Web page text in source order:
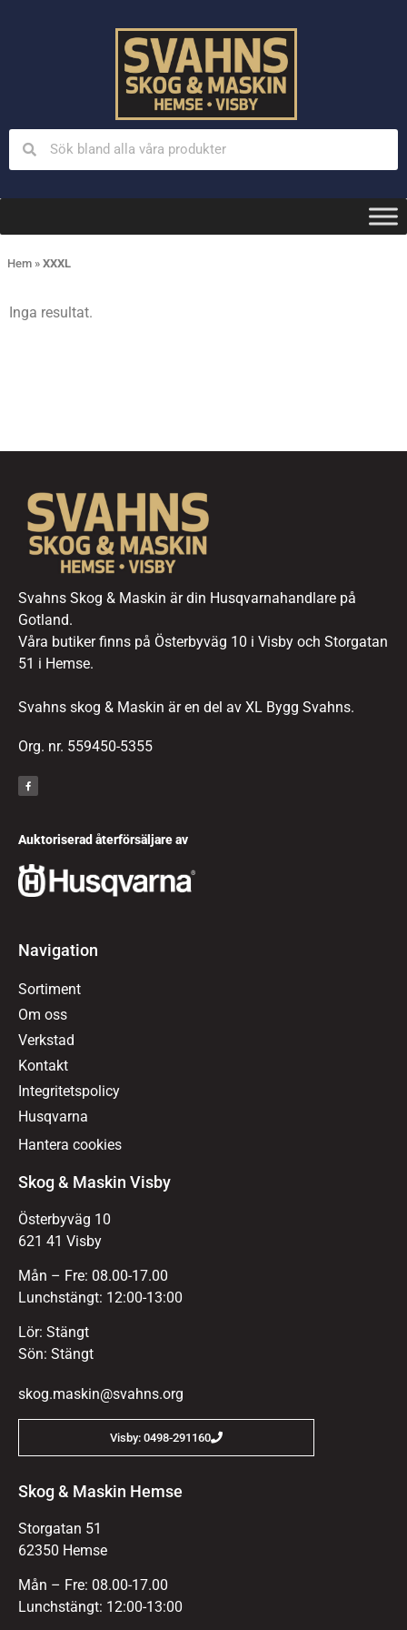
Hem » XXXL
Inga resultat.
Svahns Skog & Maskin är din Husqvarnahandlare på
Gotland.
Våra butiker finns på Österbyväg 10 i Visby och Storgatan
51 i Hemse.
Svahns skog & Maskin är en del av XL Bygg Svahns.
Org. nr. 559450-5355
Auktoriserad återförsäljare av
Navigation
Sortiment
Om oss
Verkstad
Kontakt
Integritetspolicy
Husqvarna
Hantera cookies
Skog & Maskin Visby
Österbyväg 10
621 41 Visby
Mån – Fre: 08.00-17.00
Lunchstängt: 12:00-13:00
Lör: Stängt
Sön: Stängt
skog.maskin@svahns.org
Visby: 0498-291160
Skog & Maskin Hemse
Storgatan 51
62350 Hemse
Mån – Fre: 08.00-17.00
Lunchstängt: 12:00-13:00